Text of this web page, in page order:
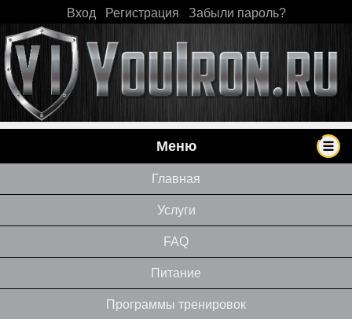
Вход Регистрация Забыли пароль?
Меню
Главная
Услуги
FAQ
Питание
Программы тренировок